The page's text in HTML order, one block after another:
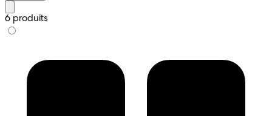
6 produits